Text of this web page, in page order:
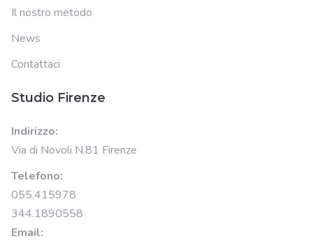
Il nostro metodo
News
Contattaci
Studio Firenze
Indirizzo:
Via di Novoli N.81 Firenze
Telefono:
055.415978
344.1890558
Email: